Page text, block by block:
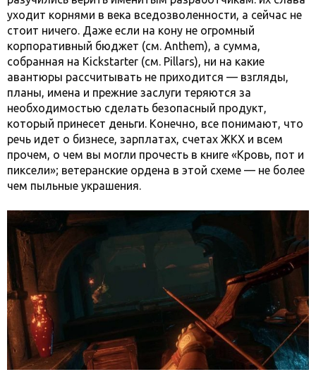
уходит корнями в века вседозволенности, а сейчас не
стоит ничего. Даже если на кону не огромный
корпоративный бюджет (см. Anthem), а сумма,
собранная на Kickstarter (см. Pillars), ни на какие
авантюры рассчитывать не приходится — взгляды,
планы, имена и прежние заслуги теряются за
необходимостью сделать безопасный продукт,
который принесет деньги. Конечно, все понимают, что
речь идет о бизнесе, зарплатах, счетах ЖКХ и всем
прочем, о чем вы могли прочесть в книге «Кровь, пот и
пиксели»; ветеранские ордена в этой схеме — не более
чем пыльные украшения.